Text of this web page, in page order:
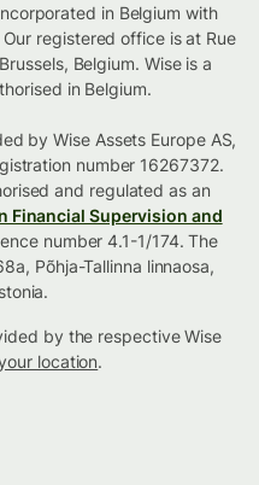
in Belgium with
registered office is at Rue
Belgium. Wise is a
in Belgium.
by Wise Assets Europe AS,
number 16267372.
and regulated as an
Financial Supervision and
number 4.1-1/174. The
Põhja-Tallinna linnaosa,
by the respective Wise
location.